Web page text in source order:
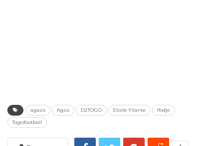
agaza Agza D2TOGO Etoile Filante
Ifodje
Togofootball